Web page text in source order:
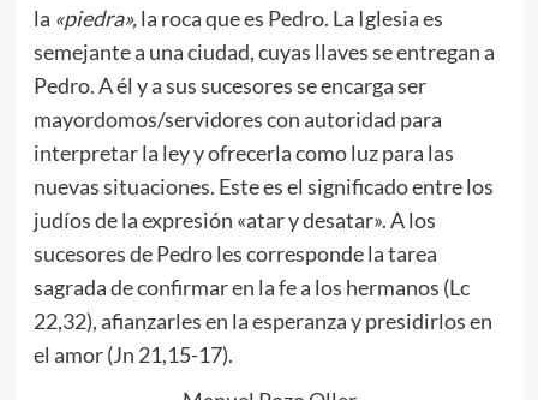
la «piedra»,la roca que es Pedro. La Iglesia es
semejante a una ciudad, cuyas llaves se entregan a
Pedro. A él y a sus sucesores se encarga ser
mayordomos/servidores con autoridad para
interpretar la ley y ofrecerla como luz para las
nuevas situaciones. Este es el significado entre los
judíos de la expresión «atar y desatar». A los
sucesores de Pedro les corresponde la tarea
sagrada de confirmar en la fe a los hermanos (Lc
22,32), afianzarles en la esperanza y presidirlos en
el amor (Jn 21,15-17).